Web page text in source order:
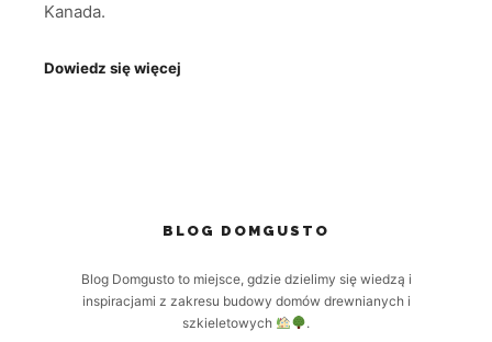
Kanada.
Dowiedz się więcej
BLOG DOMGUSTO
Blog Domgusto to miejsce, gdzie dzielimy się wiedzą i
inspiracjami z zakresu budowy domów drewnianych i
szkieletowych
.